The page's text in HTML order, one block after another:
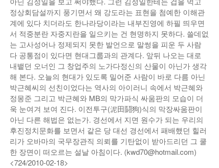
정상회담설까지 풍기면서 왜 강도라는 표현을 첨예한 이해관
계에 있다 치더라도 한나라당이라는 내부진영에 하필 띄우면
서 적중분란 자중지란을 일으키는 건 현명하지 못하다. 쓸데없
는 고사성어나 정제되지 못한 발언으로 말썽을 피운 두 사람
다 공통점이 있다면 현대그룹과의 관계다. 앞뒤 나오는 대로
내뱉던 오너인 그 창업주의 노가다정신의 산물이 아닌가 생각
해 본다. 오늘의 현대가 있도록 밀어준 사람이 바로 다름 아닌
박근혜씨의 선친이었다는 역사의 아이러니 속에서 박근혜와
정몽준 그리고 박근혜와 MB의 막가파식 싸움판의 모습이 더
욱 눈여겨 보여 진다. 이전투구(泥田鬪狗)식의 막장싸움판이
아닌 다른 해법은 없는가. 경선에서 지면 원수가 되는 우리의
후진정치문화를 보면서 같은 당 대선 경선에서 패배했던 힐러
리가 오바마의 국무장관직 의뢰를 기탄없이 받아드리던 그 쿨
한 장면이 떠오르는 설날 아침이다. (kwd70@hotmail.com)
<724/2010-02-18>